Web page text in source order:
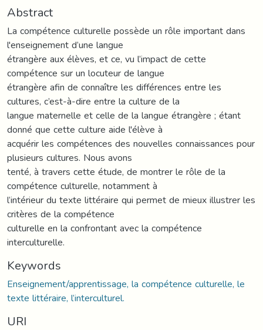
Abstract
La compétence culturelle possède un rôle important dans
l'enseignement d’une langue
étrangère aux élèves, et ce, vu l’impact de cette
compétence sur un locuteur de langue
étrangère afin de connaître les différences entre les
cultures, c’est-à-dire entre la culture de la
langue maternelle et celle de la langue étrangère ; étant
donné que cette culture aide l'élève à
acquérir les compétences des nouvelles connaissances pour
plusieurs cultures. Nous avons
tenté, à travers cette étude, de montrer le rôle de la
compétence culturelle, notamment à
l’intérieur du texte littéraire qui permet de mieux illustrer les
critères de la compétence
culturelle en la confrontant avec la compétence
interculturelle.
Keywords
Enseignement/apprentissage, la compétence culturelle, le
texte littéraire, l’interculturel.
URI